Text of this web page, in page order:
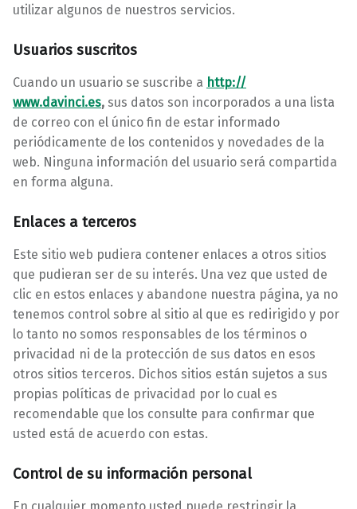
utilizar algunos de nuestros servicios.
Usuarios suscritos
Cuando un usuario se suscribe a http://
www.davinci.es, sus datos son incorporados a una lista
de correo con el único fin de estar informado
periódicamente de los contenidos y novedades de la
web. Ninguna información del usuario será compartida
en forma alguna.
Enlaces a terceros
Este sitio web pudiera contener enlaces a otros sitios
que pudieran ser de su interés. Una vez que usted de
clic en estos enlaces y abandone nuestra página, ya no
tenemos control sobre al sitio al que es redirigido y por
lo tanto no somos responsables de los términos o
privacidad ni de la protección de sus datos en esos
otros sitios terceros. Dichos sitios están sujetos a sus
propias políticas de privacidad por lo cual es
recomendable que los consulte para confirmar que
usted está de acuerdo con estas.
Control de su información personal